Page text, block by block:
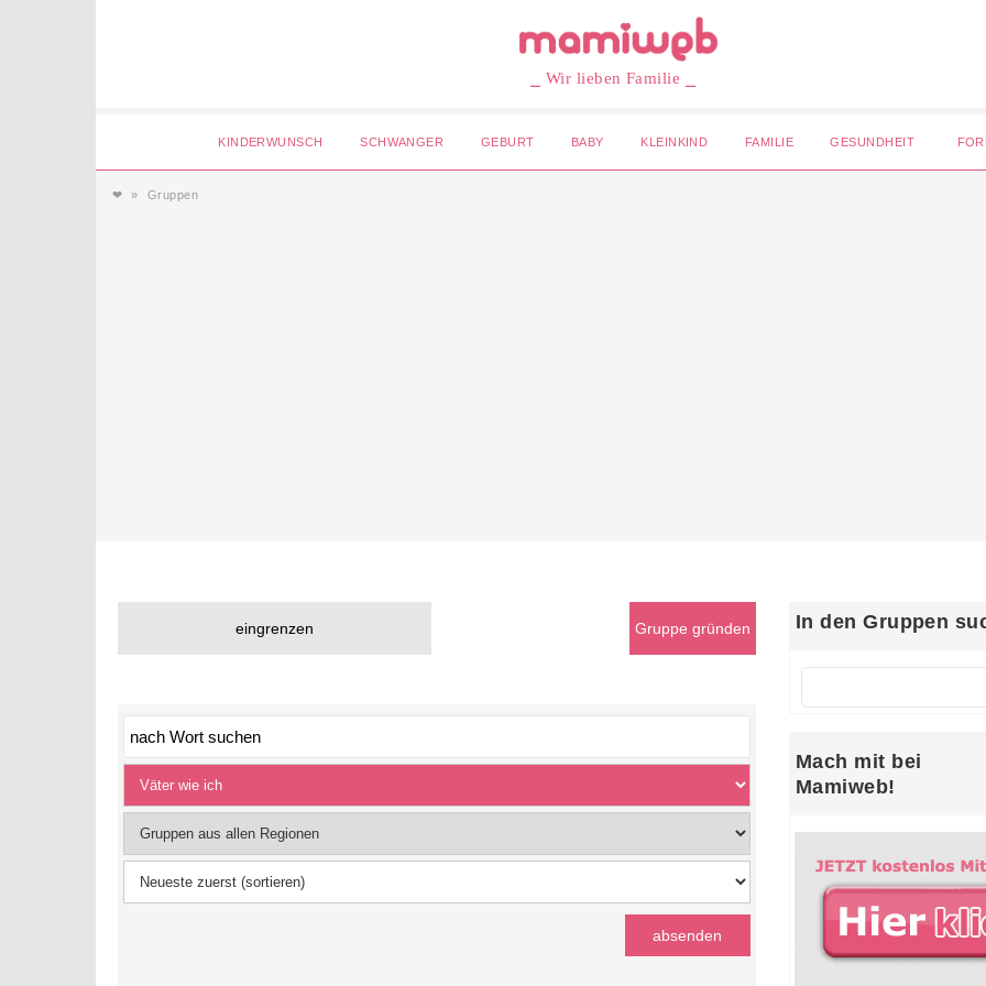
⎯ Wir lieben Familie ⎯
KINDERWUNSCH SCHWANGER GEBURT BABY KLEINKIND FAMILIE GESUNDHEIT
❤ Gruppen
eingrenzen In den Gruppen
Mach mit bei
Mamiweb!